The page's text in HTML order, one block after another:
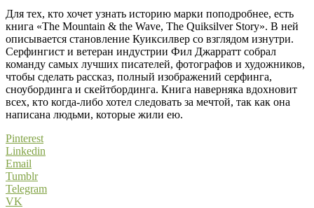
Для тех, кто хочет узнать историю марки поподробнее, есть
книга «The Mountain & the Wave, The Quiksilver Story». В ней
описывается становление Куиксилвер со взглядом изнутри.
Серфингист и ветеран индустрии Фил Джарратт собрал
команду самых лучших писателей, фотографов и художников,
чтобы сделать рассказ, полный изображений серфинга,
сноубординга и скейтбординга. Книга наверняка вдохновит
всех, кто когда-либо хотел следовать за мечтой, так как она
написана людьми, которые жили ею.
Pinterest
Linkedin
Email
Tumblr
Telegram
VK